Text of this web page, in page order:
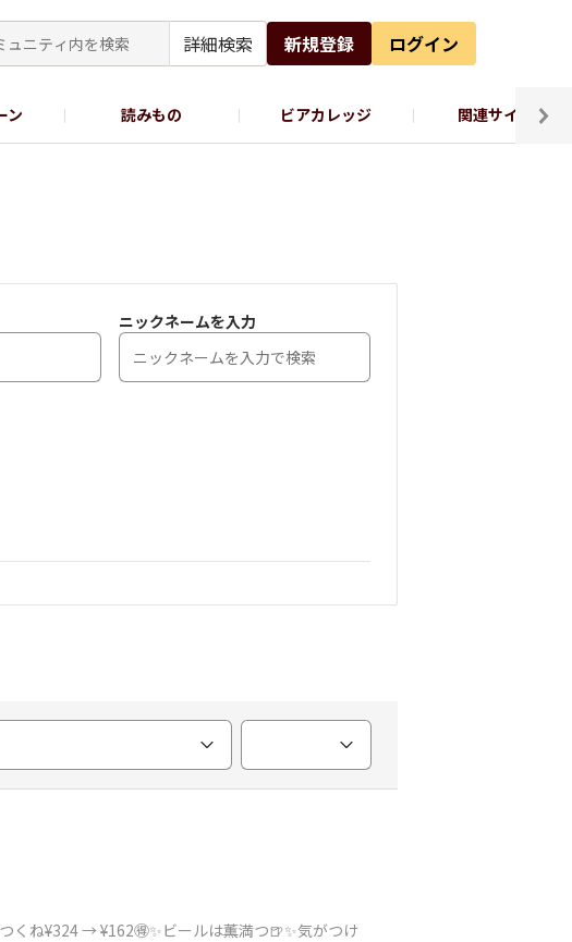
詳細検索 新規登録 ログイン
ン 読みもの ビアカレッジ 関連サイト
ニックネームを入力
くね¥324 → ¥162🉐✨ビールは薫満つ🍺✨気がつけ